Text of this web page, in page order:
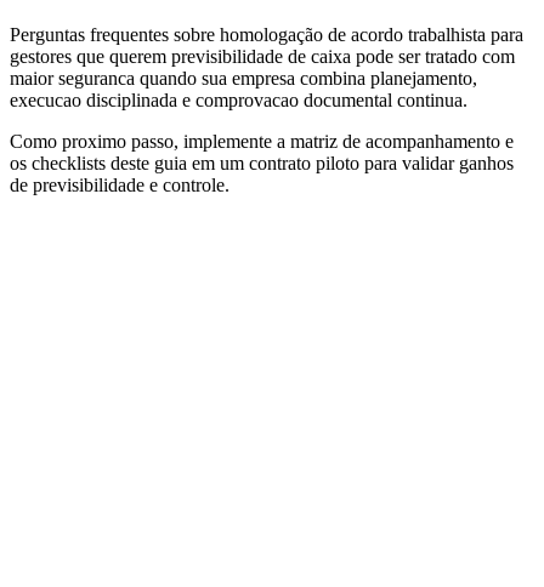
Perguntas frequentes sobre homologação de acordo trabalhista para
gestores que querem previsibilidade de caixa pode ser tratado com
maior seguranca quando sua empresa combina planejamento,
execucao disciplinada e comprovacao documental continua.
Como proximo passo, implemente a matriz de acompanhamento e
os checklists deste guia em um contrato piloto para validar ganhos
de previsibilidade e controle.